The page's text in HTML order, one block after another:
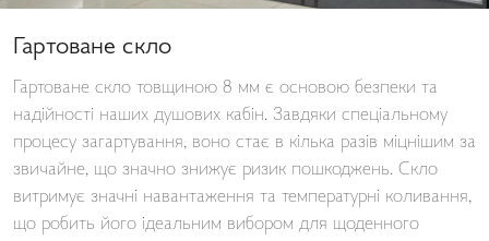
Гартоване скло
Гартоване скло товщиною 8 мм є основою безпеки та
надійності наших душових кабін. Завдяки спеціальному
процесу загартування, воно стає в кілька разів міцнішим за
звичайне, що значно знижує ризик пошкоджень. Скло
витримує значні навантаження та температурні коливання,
що робить його ідеальним вибором для щоденного